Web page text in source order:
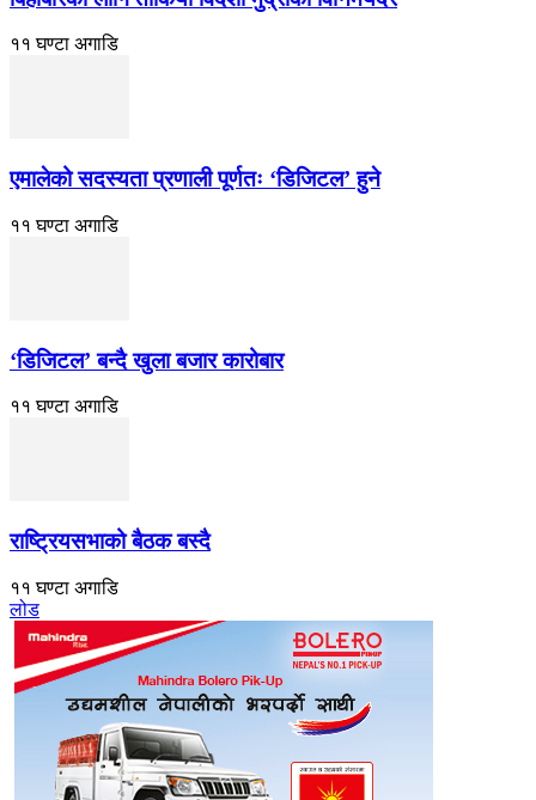
११ घण्टा अगाडि
एमालेको सदस्यता प्रणाली पूर्णतः ‘डिजिटल’ हुने
११ घण्टा अगाडि
‘डिजिटल’ बन्दै खुला बजार कारोबार
११ घण्टा अगाडि
राष्ट्रियसभाको बैठक बस्दै
११ घण्टा अगाडि
लोड